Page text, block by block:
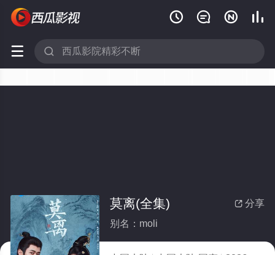
   
 
 分享
莫离(全集)
别名：moli